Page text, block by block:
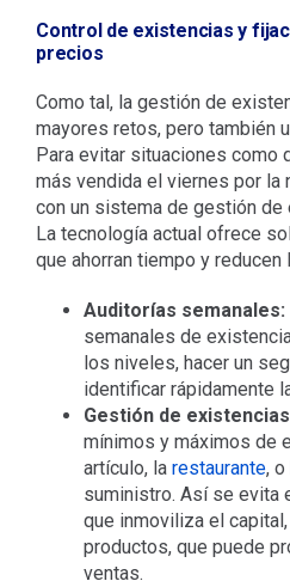
Control de existencias y
precios
Como tal, la gestión de
mayores retos, pero también
Para evitar situaciones como
más vendida el viernes por la
con un sistema de gestión
La tecnología actual ofrece
que ahorran tiempo y
Auditorías semanales:
semanales de
los niveles, hacer un
identificar rápidamente
Gestión de
mínimos y máximos de
artículo, la restaurante, o
suministro. Así se evita
que inmoviliza el
productos, que puede
ventas.